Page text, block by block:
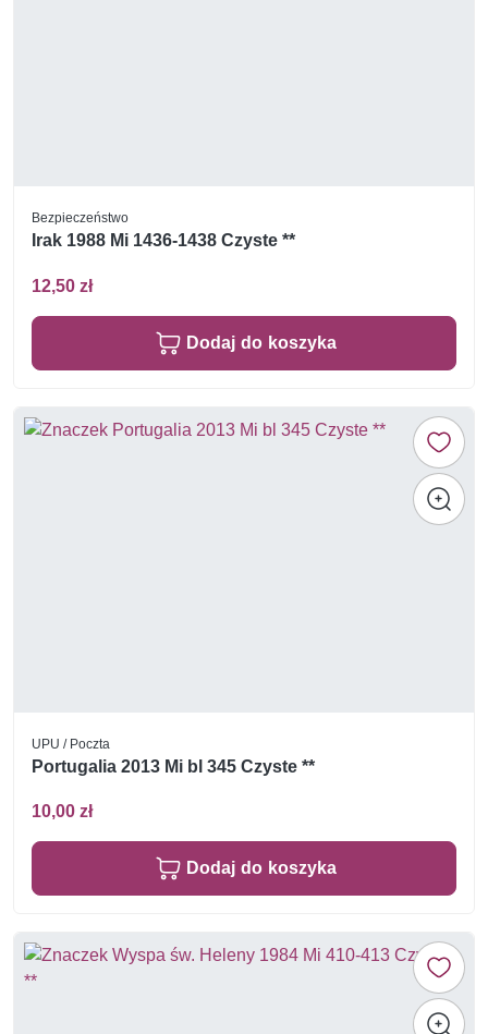
Bezpieczeństwo
Irak 1988 Mi 1436-1438 Czyste **
12,50 zł
Dodaj do koszyka
UPU / Poczta
Portugalia 2013 Mi bl 345 Czyste **
10,00 zł
Dodaj do koszyka